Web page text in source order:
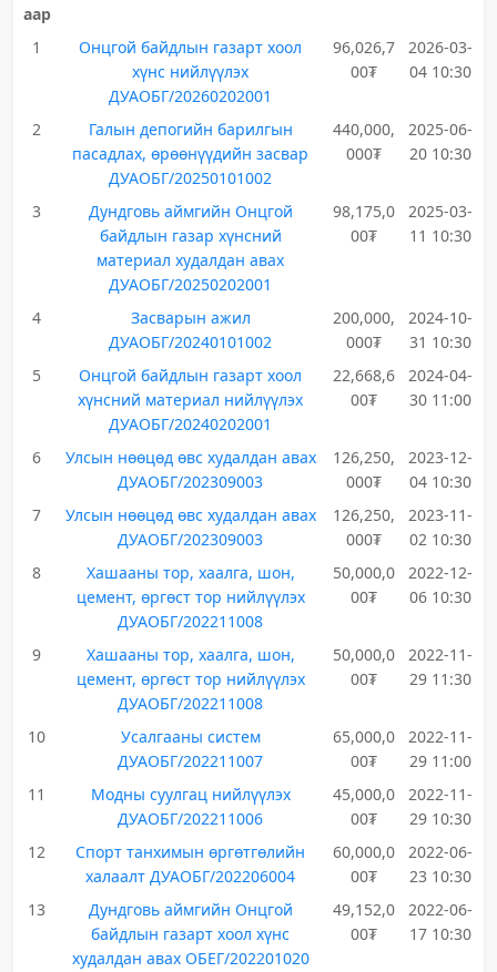
аар
1
Онцгой байдлын газарт хоол
хүнс нийлүүлэх
ДУАОБГ/20260202001
96,026,7
00₮
2026-03-
04 10:30
2
Галын депогийн барилгын
пасадлах, өрөөнүүдийн засвар
ДУАОБГ/20250101002
440,000,
000₮
2025-06-
20 10:30
3
Дундговь аймгийн Онцгой
байдлын газар хүнсний
материал худалдан авах
ДУАОБГ/20250202001
98,175,0
00₮
2025-03-
11 10:30
4
Засварын ажил
ДУАОБГ/20240101002
200,000,
000₮
2024-10-
31 10:30
5
Онцгой байдлын газарт хоол
хүнсний материал нийлүүлэх
ДУАОБГ/20240202001
22,668,6
00₮
2024-04-
30 11:00
6
Улсын нөөцөд өвс худалдан авах
ДУАОБГ/202309003
126,250,
000₮
2023-12-
04 10:30
7
Улсын нөөцөд өвс худалдан авах
ДУАОБГ/202309003
126,250,
000₮
2023-11-
02 10:30
8
Хашааны тор, хаалга, шон,
цемент, өргөст тор нийлүүлэх
ДУАОБГ/202211008
50,000,0
00₮
2022-12-
06 10:30
9
Хашааны тор, хаалга, шон,
цемент, өргөст тор нийлүүлэх
ДУАОБГ/202211008
50,000,0
00₮
2022-11-
29 11:30
10
Усалгааны систем
ДУАОБГ/202211007
65,000,0
00₮
2022-11-
29 11:00
11
Модны суулгац нийлүүлэх
ДУАОБГ/202211006
45,000,0
00₮
2022-11-
29 10:30
12
Спорт танхимын өргөтгөлийн
халаалт ДУАОБГ/202206004
60,000,0
00₮
2022-06-
23 10:30
13
Дундговь аймгийн Онцгой
байдлын газарт хоол хүнс
худалдан авах ОБЕГ/202201020
49,152,0
00₮
2022-06-
17 10:30